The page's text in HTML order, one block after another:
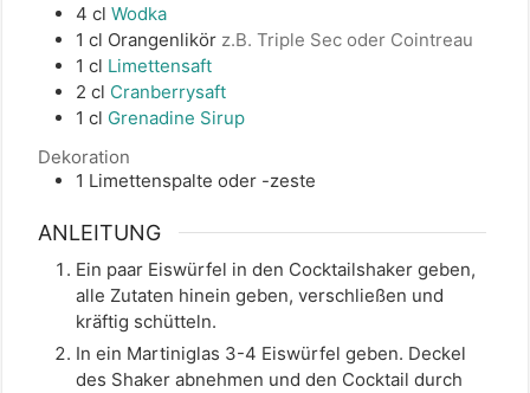
4 cl Wodka
1 cl Orangenlikör z.B. Triple Sec oder Cointreau
1 cl Limettensaft
2 cl Cranberrysaft
1 cl Grenadine Sirup
Dekoration
1 Limettenspalte oder -zeste
ANLEITUNG
Ein paar Eiswürfel in den Cocktailshaker geben,
alle Zutaten hinein geben, verschließen und
kräftig schütteln.
In ein Martiniglas 3-4 Eiswürfel geben. Deckel
des Shaker abnehmen und den Cocktail durch